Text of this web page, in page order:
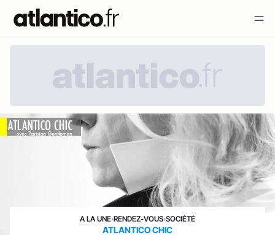
A LA UNE›RENDEZ-VOUS›SOCIÉTÉ
ATLANTICO CHIC